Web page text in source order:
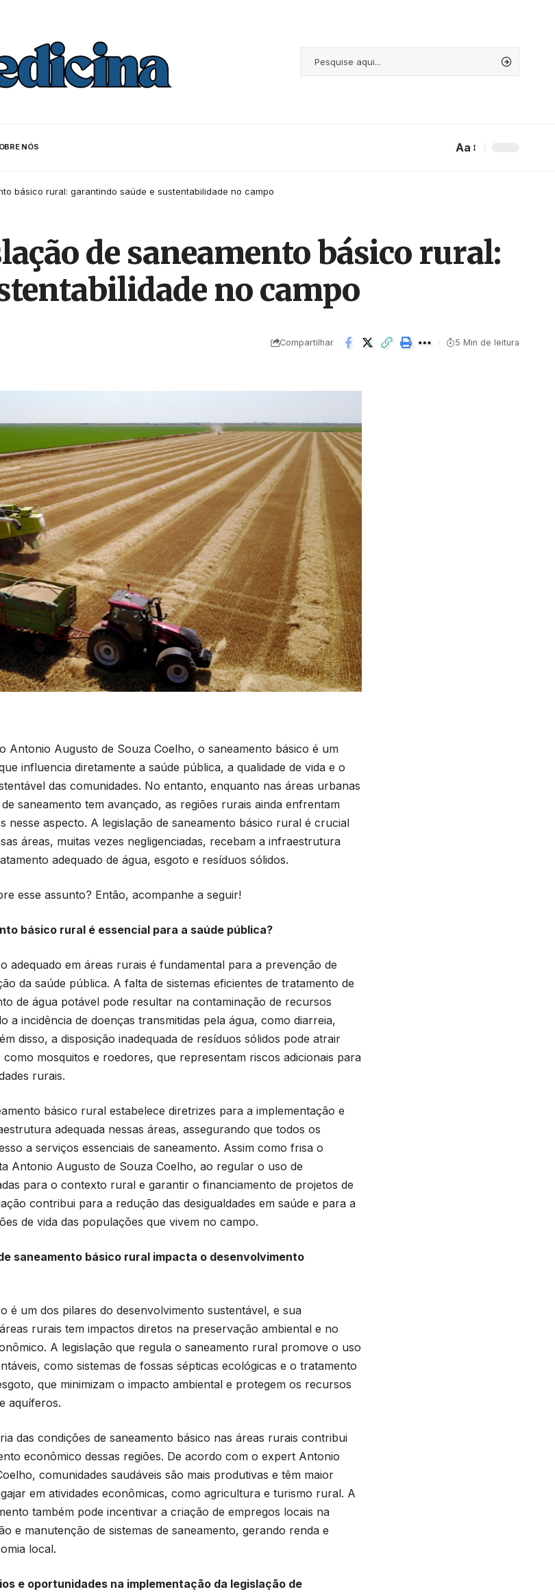
NÓS Aa
básico rural: garantindo saúde e sustentabilidade no campo
de saneamento básico rural:
no campo
Compartilhar 5 Min de leitura
Antonio Augusto de Souza Coelho, o saneamento básico é um
influencia diretamente a saúde pública, a qualidade de vida e o
das comunidades. No entanto, enquanto nas áreas urbanas
saneamento tem avançado, as regiões rurais ainda enfrentam
nesse aspecto. A legislação de saneamento básico rural é crucial
áreas, muitas vezes negligenciadas, recebam a infraestrutura
adequado de água, esgoto e resíduos sólidos.
esse assunto? Então, acompanhe a seguir!
básico rural é essencial para a saúde pública?
adequado em áreas rurais é fundamental para a prevenção de
da saúde pública. A falta de sistemas eficientes de tratamento de
de água potável pode resultar na contaminação de recursos
a incidência de doenças transmitidas pela água, como diarreia,
disso, a disposição inadequada de resíduos sólidos pode atrair
mosquitos e roedores, que representam riscos adicionais para
rurais.
básico rural estabelece diretrizes para a implementação e
adequada nessas áreas, assegurando que todos os
a serviços essenciais de saneamento. Assim como frisa o
Antonio Augusto de Souza Coelho, ao regular o uso de
para o contexto rural e garantir o financiamento de projetos de
contribui para a redução das desigualdades em saúde e para a
de vida das populações que vivem no campo.
saneamento básico rural impacta o desenvolvimento
é um dos pilares do desenvolvimento sustentável, e sua
rurais tem impactos diretos na preservação ambiental e no
A legislação que regula o saneamento rural promove o uso
como sistemas de fossas sépticas ecológicas e o tratamento
que minimizam o impacto ambiental e protegem os recursos
aquíferos.
das condições de saneamento básico nas áreas rurais contribui
econômico dessas regiões. De acordo com o expert Antonio
comunidades saudáveis são mais produtivas e têm maior
em atividades econômicas, como agricultura e turismo rural. A
também pode incentivar a criação de empregos locais na
e manutenção de sistemas de saneamento, gerando renda e
local.
e oportunidades na implementação da legislação de